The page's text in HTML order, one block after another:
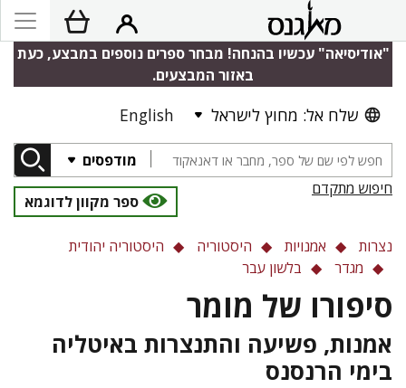
"אודיסיאה" עכשיו בהנחה! מבחר ספרים נוספים במבצע, כעת
באזור המבצעים.
שלח אל: מחוץ לישראל English
מודפסים
חיפוש מתקדם
ספר מקוון לדוגמא
נצרות אמנויות היסטוריה
היסטוריה יהודית
מגדר
בלשון עבר
סיפורו של מומר
אמנות, פשיעה והתנצרות באיטליה
בימי הרנסנס